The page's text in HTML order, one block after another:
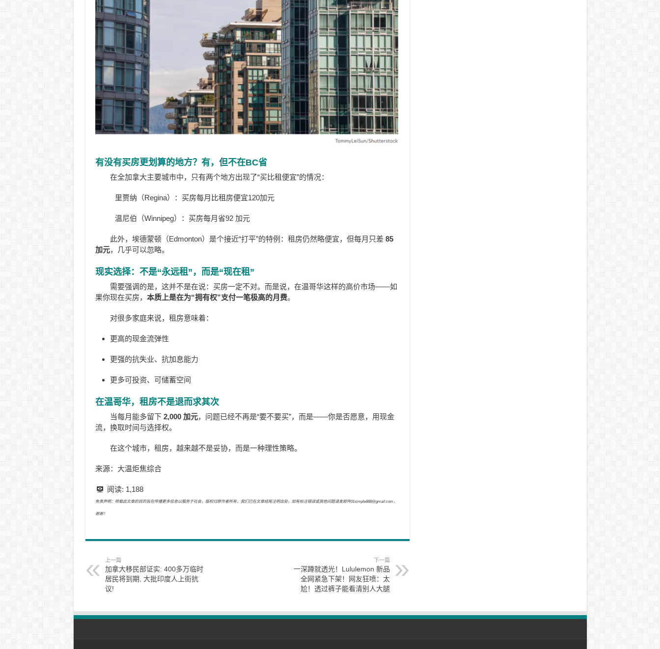
有没有买房更划算的地方？有，但不在BC省
在全加拿大主要城市中，只有两个地方出现了“买比租便宜”的情况：
里贾纳（Regina）：买房每月比租房便宜120加元
温尼伯（Winnipeg）：买房每月省92 加元
此外，埃德蒙顿（Edmonton）是个接近“打平”的特例：租房仍然略便宜，但每月只差 85
加元，几乎可以忽略。
现实选择：不是“永远租”，而是“现在租”
需要强调的是，这并不是在说：买房一定不对。而是说，在温哥华这样的高价市场——如
果你现在买房， 本质上是在为“拥有权”支付一笔极高的月费。
对很多家庭来说，租房意味着：
更高的现金流弹性
更强的抗失业、抗加息能力
更多可投资、可储蓄空间
在温哥华，租房不是退而求其次
当每月能多留下 2,000 加元，问题已经不再是“要不要买”，而是——你是否愿意，用现金
流，换取时间与选择权。
在这个城市，租房，越来越不是妥协，而是一种理性策略。
来源：大温炬焦综合
阅读: 1,188
免责声明：转载此文章的目的旨在传播更多信息以服务于社会，版权归原作者所有，我们已在文章结尾注明出处，如有标注错误或其他问题请发邮件01simple888@gmail.com，
谢谢！
上一篇
加拿大移民部证实: 400多万临时
居民将到期, 大批印度人上街抗
议!
下一篇
一深蹲就透光！Lululemon 新品
全网紧急下架！网友狂喷：太
尬！透过裤子能看清别人大腿